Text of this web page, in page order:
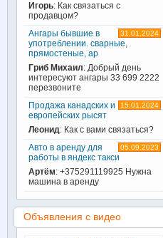
Игорь: Как связаться с
продавцом?
31.01.2024
Ангары бывшие в
употреблении. сварные,
прямостеные, ар
Гриб Михаил: Добрый день
интересуют ангары 33 699 2222
перезвоните
15.01.2024
Продажа канадских и
европейских рысят
Леонид: Как с вами связаться?
05.09.2023
Авто в аренду для
работы в яндекс такси
Артём: +375291119925 Нужна
машина в аренду
Объявления с видео